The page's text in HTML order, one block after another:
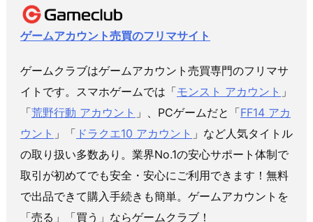
ゲームアカウント売買のフリマサイト
ゲームクラブはゲームアカウント売買専門のフリマサ
イトです。スマホゲームでは「モンスト アカウント 」
「荒野行動 アカウント 」、PCゲームだと「FF14 アカ
ウント 」「 ドラクエ10 アカウント 」など人気タイトル
の取り扱い多数あり。業界No.1の安心サポート体制で
取引が初めてでも安全・安心にご利用できます！無料
で出品できて購入手続きも簡単。ゲームアカウントを
「売る」「買う」ならゲームクラブ！